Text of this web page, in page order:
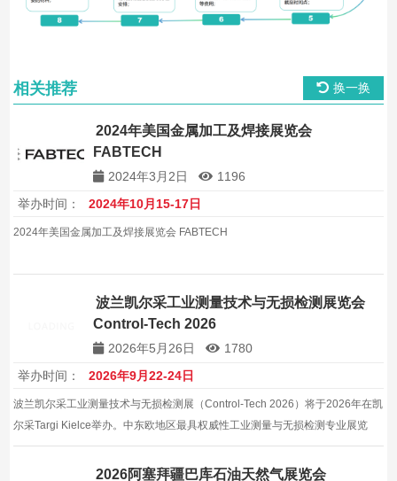
相关推荐 换一换
2024年美国金属加工及焊接展览会
FABTECH
2024年3月2日
1196
举办时间：
2024年10月15-17日
2024年美国金属加工及焊接展览会 FABTECH
波兰凯尔采工业测量技术与无损检测展览会
Control-Tech 2026
2026年5月26日
1780
举办时间：
2026年9月22-24日
波兰凯尔采工业测量技术与无损检测展（Control-Tech 2026）将于2026年在凯
尔采Targi Kielce举办。中东欧地区最具权威性工业测量与无损检测专业展览
会，100+家展商，10000+平方米。
2026阿塞拜疆巴库石油天然气展览会